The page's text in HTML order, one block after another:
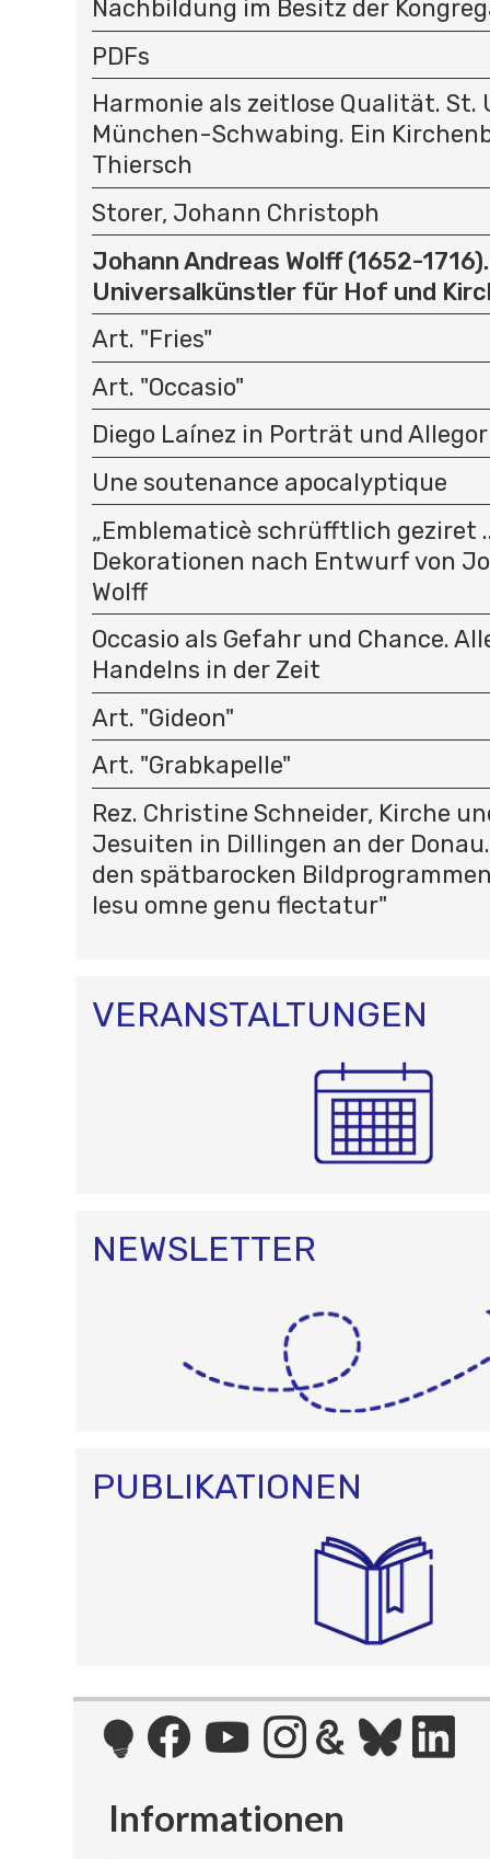
Nachbildung im Besitz der
PDFs
Harmonie als zeitlose Qualität. St.
München-Schwabing. Ein
Thiersch
Storer, Johann Christoph
Johann Andreas Wolff (1652-1716).
Universalkünstler für Hof und
Art. "Fries"
Art. "Occasio"
Diego Laínez in Porträt und
Une soutenance apocalyptique
„Emblematicè schrüfftlich geziret
Dekorationen nach Entwurf von
Wolff
Occasio als Gefahr und Chance.
Handelns in der Zeit
Art. "Gideon"
Art. "Grabkapelle"
Rez. Christine Schneider, Kirche
Jesuiten in Dillingen an der
den spätbarocken
Iesu omne genu flectatur"
VERANSTALTUNGEN
NEWSLETTER
PUBLIKATIONEN
Informationen